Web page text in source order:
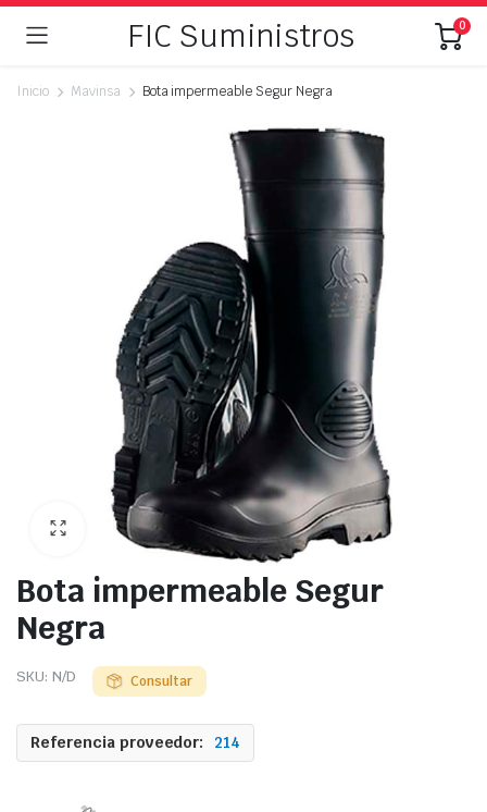
FIC Suministros 0
Inicio Mavinsa Bota impermeable Segur Negra
Bota impermeable Segur
Negra
SKU: N/D Consultar
Referencia proveedor: 214